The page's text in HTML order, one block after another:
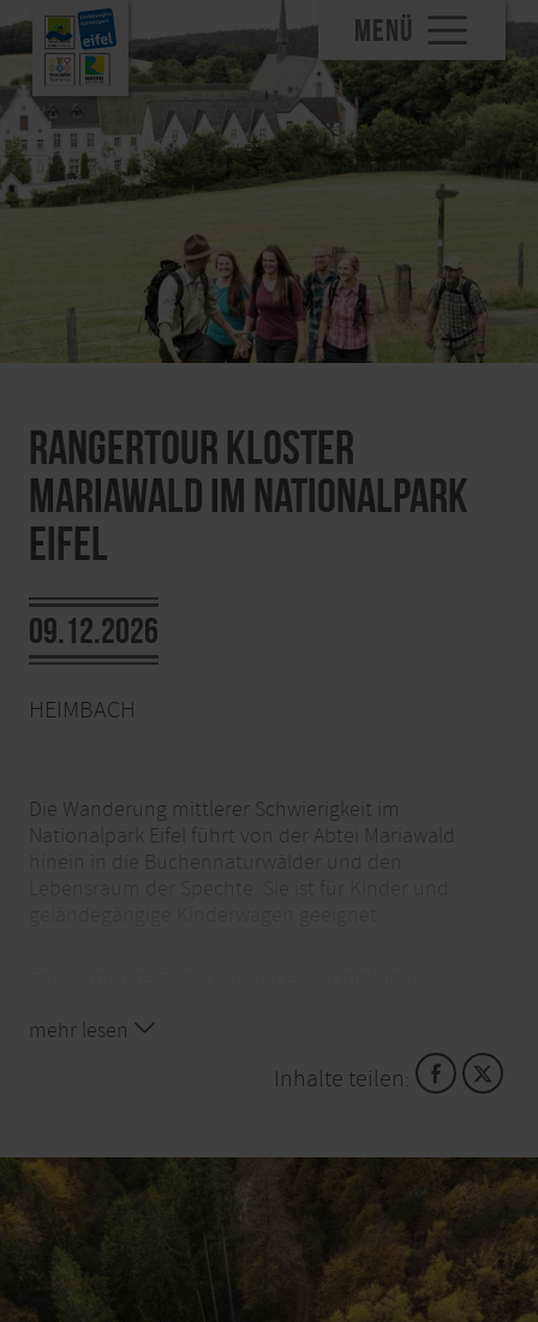
MENÜ
Rangertour Kloster
Mariawald im Nationalpark
Eifel
09.12.2026
HEIMBACH
Die Wanderung mittlerer Schwierigkeit im
Nationalpark Eifel führt von der Abtei Mariawald
hinein in die Buchennaturwälder und den
anmelden. Ansonsten ist eine Anmeldung für die
Wir bitten darum, dass sich größere Gruppen ab 10
Uhrzeit: 14.00 Uhr (mittwochs)
Dauer: 3 Stunden
Kosten: frei
Ort: Parkplatz Abtei Mariawald, an der L249 bei
Heimbach
mehr lesen
Inhalte teilen: